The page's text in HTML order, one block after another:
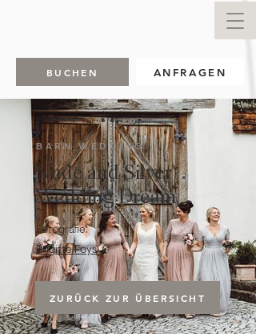
ANFRAGEN
BUCHEN
BARN WEDDING
Nude and Silver
Wedding Dream
Brigitte Foysi
Fotografie:
ZURÜCK ZUR ÜBERSICHT